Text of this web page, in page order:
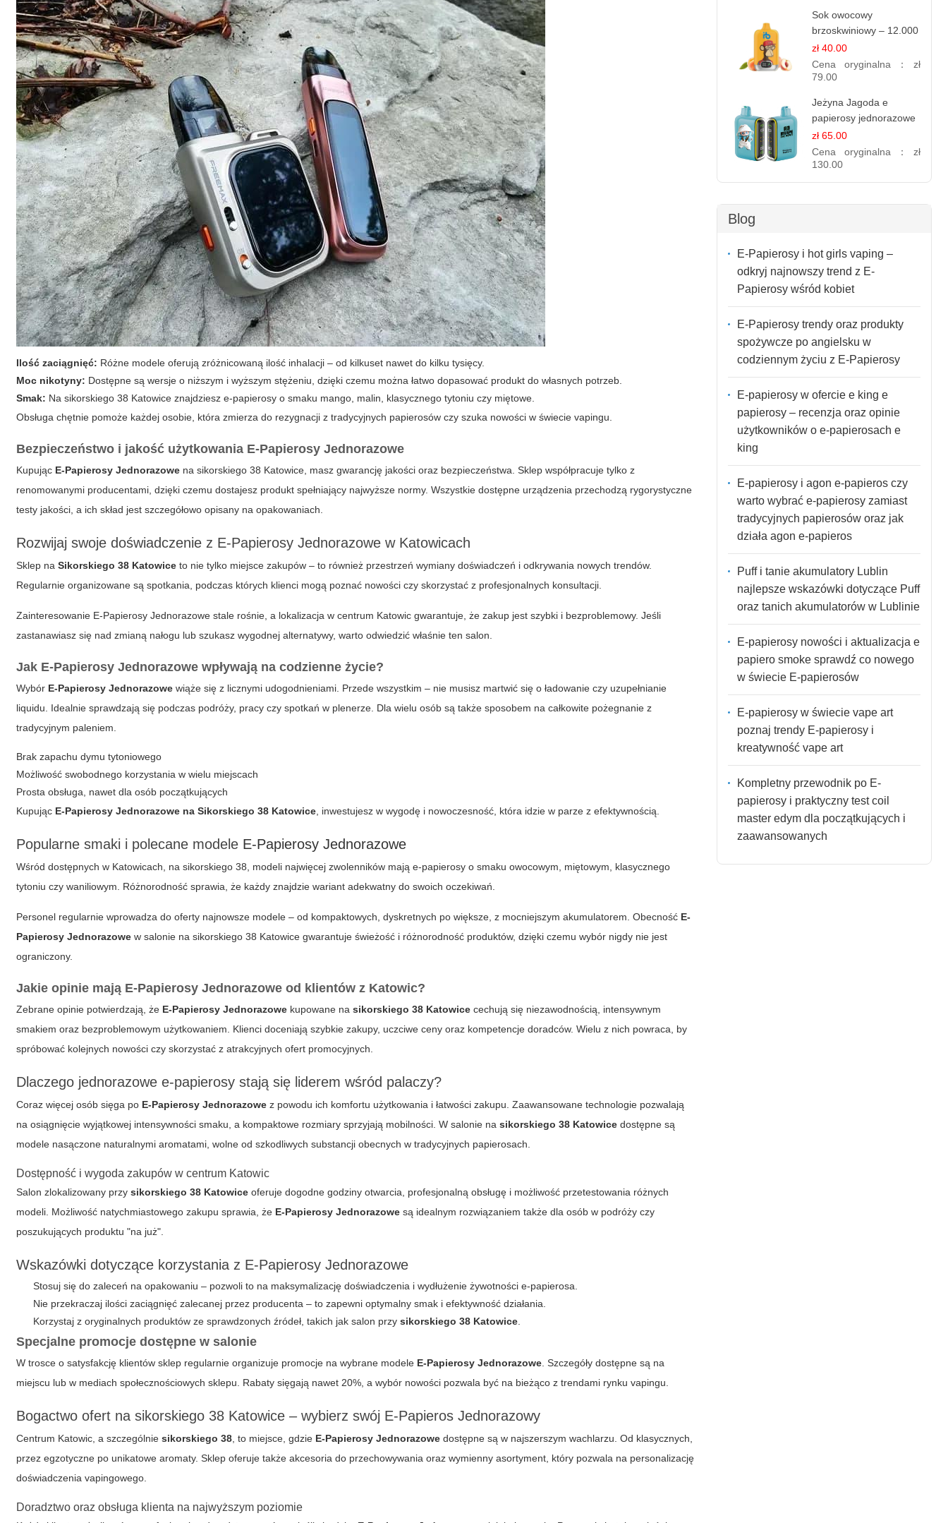
Ilość zaciągnięć: Różne modele oferują zróżnicowaną ilość inhalacji – od kilkuset nawet do kilku tysięcy.
Moc nikotyny: Dostępne są wersje o niższym i wyższym stężeniu, dzięki czemu można łatwo dopasować produkt do własnych potrzeb.
Smak: Na sikorskiego 38 Katowice znajdziesz e-papierosy o smaku mango, malin, klasycznego tytoniu czy miętowe.
Obsługa chętnie pomoże każdej osobie, która zmierza do rezygnacji z tradycyjnych papierosów czy szuka nowości w świecie vapingu.
Bezpieczeństwo i jakość użytkowania E-Papierosy Jednorazowe
Kupując E-Papierosy Jednorazowe na sikorskiego 38 Katowice, masz gwarancję jakości oraz bezpieczeństwa. Sklep współpracuje tylko z
renomowanymi producentami, dzięki czemu dostajesz produkt spełniający najwyższe normy. Wszystkie dostępne urządzenia przechodzą rygorystyczne
testy jakości, a ich skład jest szczegółowo opisany na opakowaniach.
Rozwijaj swoje doświadczenie z E-Papierosy Jednorazowe w Katowicach
Sklep naSikorskiego 38 Katowice to nie tylko miejsce zakupów – to również przestrzeń wymiany doświadczeń i odkrywania nowych trendów.
Regularnie organizowane są spotkania, podczas których klienci mogą poznać nowości czy skorzystać z profesjonalnych konsultacji.
Zainteresowanie E-Papierosy Jednorazowe stale rośnie, a lokalizacja w centrum Katowic gwarantuje, że zakup jest szybki i bezproblemowy. Jeśli
zastanawiasz się nad zmianą nałogu lub szukasz wygodnej alternatywy, warto odwiedzić właśnie ten salon.
Jak E-Papierosy Jednorazowe wpływają na codzienne życie?
Wybór E-Papierosy Jednorazowe wiąże się z licznymi udogodnieniami. Przede wszystkim – nie musisz martwić się o ładowanie czy uzupełnianie
liquidu. Idealnie sprawdzają się podczas podróży, pracy czy spotkań w plenerze. Dla wielu osób są także sposobem na całkowite pożegnanie z
tradycyjnym paleniem.
Brak zapachu dymu tytoniowego
Możliwość swobodnego korzystania w wielu miejscach
Prosta obsługa, nawet dla osób początkujących
Kupując E-Papierosy Jednorazowe na Sikorskiego 38 Katowice , inwestujesz w wygodę i nowoczesność, która idzie w parze z efektywnością.
Popularne smaki i polecane modele E-Papierosy Jednorazowe
Wśród dostępnych w Katowicach, na sikorskiego 38, modeli najwięcej zwolenników mają e-papierosy o smaku owocowym, miętowym, klasycznego
tytoniu czy waniliowym. Różnorodność sprawia, że każdy znajdzie wariant adekwatny do swoich oczekiwań.
Personel regularnie wprowadza do oferty najnowsze modele – od kompaktowych, dyskretnych po większe, z mocniejszym akumulatorem. Obecność E-
Papierosy Jednorazowe w salonie na sikorskiego 38 Katowice gwarantuje świeżość i różnorodność produktów, dzięki czemu wybór nigdy nie jest
ograniczony.
Jakie opinie mają E-Papierosy Jednorazowe od klientów z Katowic?
Zebrane opinie potwierdzają, że E-Papierosy Jednorazowe kupowane nasikorskiego 38 Katowice cechują się niezawodnością, intensywnym
smakiem oraz bezproblemowym użytkowaniem. Klienci doceniają szybkie zakupy, uczciwe ceny oraz kompetencje doradców. Wielu z nich powraca, by
spróbować kolejnych nowości czy skorzystać z atrakcyjnych ofert promocyjnych.
Dlaczego jednorazowe e-papierosy stają się liderem wśród palaczy?
Coraz więcej osób sięga po E-Papierosy Jednorazowe z powodu ich komfortu użytkowania i łatwości zakupu. Zaawansowane technologie pozwalają
na osiągnięcie wyjątkowej intensywności smaku, a kompaktowe rozmiary sprzyjają mobilności. W salonie nasikorskiego 38 Katowice dostępne są
modele nasączone naturalnymi aromatami, wolne od szkodliwych substancji obecnych w tradycyjnych papierosach.
Dostępność i wygoda zakupów w centrum Katowic
Salon zlokalizowany przysikorskiego 38 Katowice oferuje dogodne godziny otwarcia, profesjonalną obsługę i możliwość przetestowania różnych
modeli. Możliwość natychmiastowego zakupu sprawia, że E-Papierosy Jednorazowe są idealnym rozwiązaniem także dla osób w podróży czy
poszukujących produktu "na już".
Wskazówki dotyczące korzystania z E-Papierosy Jednorazowe
Stosuj się do zaleceń na opakowaniu – pozwoli to na maksymalizację doświadczenia i wydłużenie żywotności e-papierosa.
Nie przekraczaj ilości zaciągnięć zalecanej przez producenta – to zapewni optymalny smak i efektywność działania.
Korzystaj z oryginalnych produktów ze sprawdzonych źródeł, takich jak salon przysikorskiego 38 Katowice
Specjalne promocje dostępne w salonie
W trosce o satysfakcję klientów sklep regularnie organizuje promocje na wybrane modele E-Papierosy Jednorazowe . Szczegóły dostępne są na
miejscu lub w mediach społecznościowych sklepu. Rabaty sięgają nawet 20%, a wybór nowości pozwala być na bieżąco z trendami rynku vapingu.
Bogactwo ofert na sikorskiego 38 Katowice – wybierz swój E-Papieros Jednorazowy
Centrum Katowic, a szczególniesikorskiego 38 , to miejsce, gdzie E-Papierosy Jednorazowe dostępne są w najszerszym wachlarzu. Od klasycznych,
przez egzotyczne po unikatowe aromaty. Sklep oferuje także akcesoria do przechowywania oraz wymienny asortyment, który pozwala na personalizację
doświadczenia vapingowego.
Doradztwo oraz obsługa klienta na najwyższym poziomie
Sok owocowy
brzoskwiniowy – 12.000
zaciągnięć – e
papierosy jednorazowe
zł 40.00
Cena oryginalna： zł
79.00
Jeżyna Jagoda e
papierosy jednorazowe
- 25 000 Puffs
zł 65.00
Cena oryginalna： zł
130.00
Blog
E-Papierosy i hot girls vaping –
odkryj najnowszy trend z E-
Papierosy wśród kobiet
E-Papierosy trendy oraz produkty
spożywcze po angielsku w
codziennym życiu z E-Papierosy
E-papierosy w ofercie e king e
papierosy – recenzja oraz opinie
użytkowników o e-papierosach e
king
E-papierosy i agon e-papieros czy
warto wybrać e-papierosy zamiast
tradycyjnych papierosów oraz jak
działa agon e-papieros
Puff i tanie akumulatory Lublin
najlepsze wskazówki dotyczące Puff
oraz tanich akumulatorów w Lublinie
E-papierosy nowości i aktualizacja e
papiero smoke sprawdź co nowego
w świecie E-papierosów
E-papierosy w świecie vape art
poznaj trendy E-papierosy i
kreatywność vape art
Kompletny przewodnik po E-
papierosy i praktyczny test coil
master edym dla początkujących i
zaawansowanych